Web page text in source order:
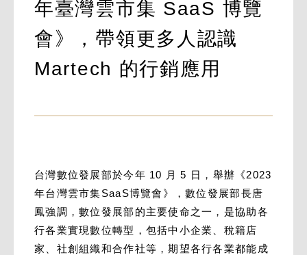
年臺灣雲市集 SaaS 博覽
會》，帶領更多人認識
Martech 的行銷應用
台灣數位發展部於今年 10 月 5 日，舉辦《2023
年台灣雲市集SaaS博覽會》，數位發展部長唐
鳳強調，數位發展部的主要使命之一，是協助各
行各業實現數位轉型，包括中小企業、稅籍店
家、社創組織和合作社等，期望各行各業都能成